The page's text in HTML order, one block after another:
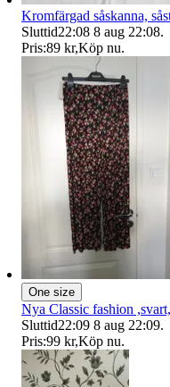
Kromfärgad såskanna,
Sluttid22:08 8 aug 22:08.
Pris:89 kr,Köp nu.
One size
Nya Classic fashion
Sluttid22:09 8 aug 22:09.
Pris:99 kr,Köp nu.